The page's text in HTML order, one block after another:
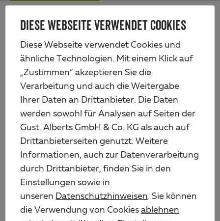
DIESE WEBSEITE VERWENDET COOKIES
Diese Webseite verwendet Cookies und
ähnliche Technologien. Mit einem Klick auf
„Zustimmen“ akzeptieren Sie die
Verarbeitung und auch die Weitergabe
Ihrer Daten an Drittanbieter. Die Daten
werden sowohl für Analysen auf Seiten der
Gust. Alberts GmbH & Co. KG als auch auf
Drittanbieterseiten genutzt. Weitere
Informationen, auch zur Datenverarbeitung
durch Drittanbieter, finden Sie in den
Einstellungen sowie in
unseren Datenschutzhinweisen. Sie können
die Verwendung von Cookies ablehnen
Zum
Alberts
Produkte Eisenwaren
Holztorbeschläge
Kloben auf Platte, DII-Haken